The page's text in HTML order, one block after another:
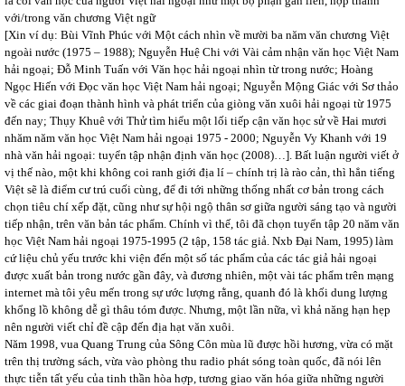
với/trong văn chương Việt ngữ
[Xin ví dụ: Bùi Vĩnh Phúc với Một cách nhìn về mười ba năm văn chương Việt
ngoài nước (1975 – 1988); Nguyễn Huệ Chi với Vài cảm nhận văn học Việt Nam
hải ngoại; Đỗ Minh Tuấn với Văn học hải ngoại nhìn từ trong nước; Hoàng
Ngọc Hiến với Đọc văn học Việt Nam hải ngoại; Nguyễn Mộng Giác với Sơ thảo
về các giai đoạn thành hình và phát triển của giòng văn xuôi hải ngoại từ 1975
đến nay; Thụy Khuê với Thử tìm hiểu một lối tiếp cận văn học sử về Hai mươi
nhăm năm văn học Việt Nam hải ngoại 1975 - 2000; Nguyễn Vy Khanh với 19
nhà văn hải ngoại: tuyển tập nhận định văn học (2008)…]. Bất luận người viết ở
vị thế nào, một khi không coi ranh giới địa lí – chính trị là rào cản, thì hẳn tiếng
Việt sẽ là điểm cư trú cuối cùng, để đi tới những thống nhất cơ bản trong cách
chọn tiêu chí xếp đặt, cũng như sự hội ngộ thân sơ giữa người sáng tạo và người
tiếp nhận, trên văn bản tác phẩm. Chính vì thế, tôi đã chọn tuyển tập 20 năm văn
học Việt Nam hải ngoại 1975-1995 (2 tập, 158 tác giả. Nxb Đại Nam, 1995) làm
cứ liệu chủ yếu trước khi viện đến một số tác phẩm của các tác giả hải ngoại
được xuất bản trong nước gần đây, và đương nhiên, một vài tác phẩm trên mạng
internet mà tôi yêu mến trong sự ước lượng rằng, quanh đó là khối dung lượng
khổng lồ không dễ gì thâu tóm được. Nhưng, một lần nữa, vì khả năng hạn hẹp
nên người viết chỉ đề cập đến địa hạt văn xuôi.
Năm 1998, vua Quang Trung của Sông Côn mùa lũ được hồi hương, vừa có mặt
trên thị trường sách, vừa vào phòng thu radio phát sóng toàn quốc, đã nói lên
thực tiễn tất yếu của tinh thần hòa hợp, tương giao văn hóa giữa những người